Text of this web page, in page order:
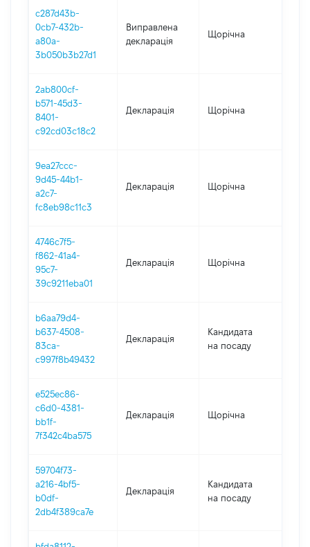
c287d43b-
0cb7-432b-
a80a-
3b050b3b27d1
Виправлена
декларація
Щорічна
2ab800cf-
b571-45d3-
8401-
c92cd03c18c2
Декларація Щорічна
9ea27ccc-
9d45-44b1-
a2c7-
fc8eb98c11c3
Декларація Щорічна
4746c7f5-
f862-41a4-
95c7-
39c9211eba01
Декларація Щорічна
b6aa79d4-
b637-4508-
83ca-
c997f8b49432
Декларація
Кандидата
на посаду
e525ec86-
c6d0-4381-
bb1f-
7f342c4ba575
Декларація Щорічна
59704f73-
a216-4bf5-
b0df-
2db4f389ca7e
Декларація
Кандидата
на посаду